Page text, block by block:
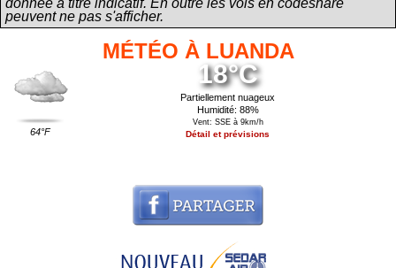
donnée à titre indicatif. En outre les vols en codeshare
peuvent ne pas s'afficher.
MÉTÉO À LUANDA
64°F
18°C
Partiellement nuageux
Humidité: 88%
Vent: SSE à 9km/h
Détail et prévisions